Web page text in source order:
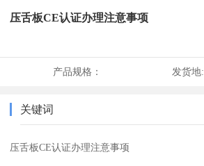
压舌板CE认证办理注意事项
产品规格： 发货地:
关键词
压舌板CE认证办理注意事项